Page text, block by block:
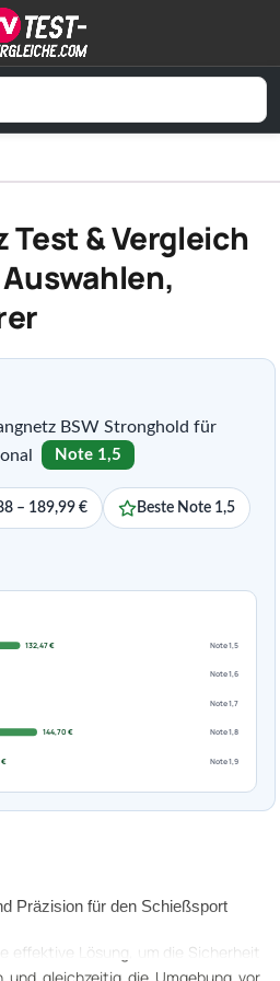
& Vergleich
BSW Stronghold für
Note 1,5
– 189,99 € Beste Note 1,5
132,47 €
Note 1,5
Note 1,6
Note 1,7
144,70 €
Note 1,8
€
Note 1,9
Präzision für den Schießsport
effektive Lösung, um die Sicherheit